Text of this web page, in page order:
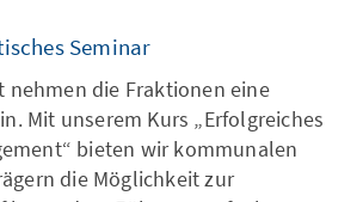
Seminar
nehmen die Fraktionen eine
Mit unserem Kurs „Erfolgreiches
bieten wir kommunalen
die Möglichkeit zur